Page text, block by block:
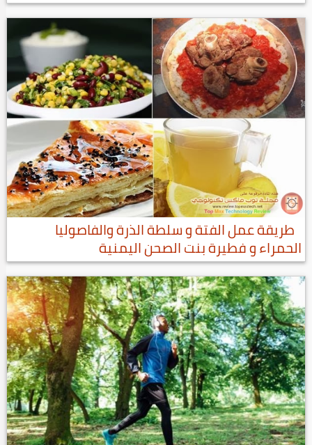
طريقة عمل الفتة و سلطة الذرة والفاصوليا
الحمراء و فطيرة بنت الصحن اليمنية